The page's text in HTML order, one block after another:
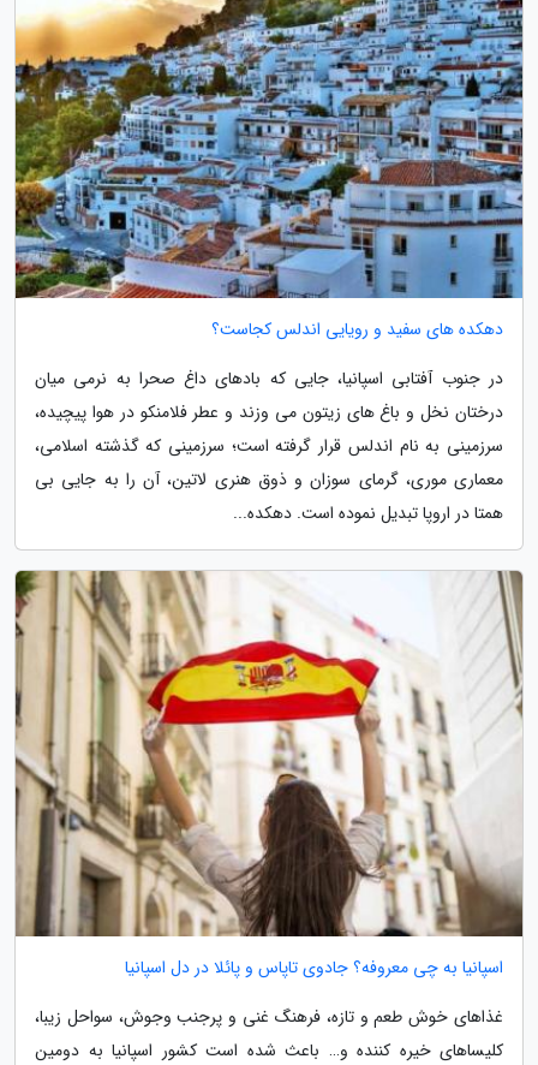
دهکده های سفید و رویایی اندلس کجاست؟
در جنوب آفتابی اسپانیا، جایی که بادهای داغ صحرا به نرمی میان
درختان نخل و باغ های زیتون می وزند و عطر فلامنکو در هوا پیچیده،
سرزمینی به نام اندلس قرار گرفته است؛ سرزمینی که گذشته اسلامی،
معماری موری، گرمای سوزان و ذوق هنری لاتین، آن را به جایی بی
همتا در اروپا تبدیل نموده است. دهکده...
اسپانیا به چی معروفه؟ جادوی تاپاس و پائلا در دل اسپانیا
غذاهای خوش طعم و تازه، فرهنگ غنی و پرجنب وجوش، سواحل زیبا،
کلیساهای خیره کننده و… باعث شده است کشور اسپانیا به دومین